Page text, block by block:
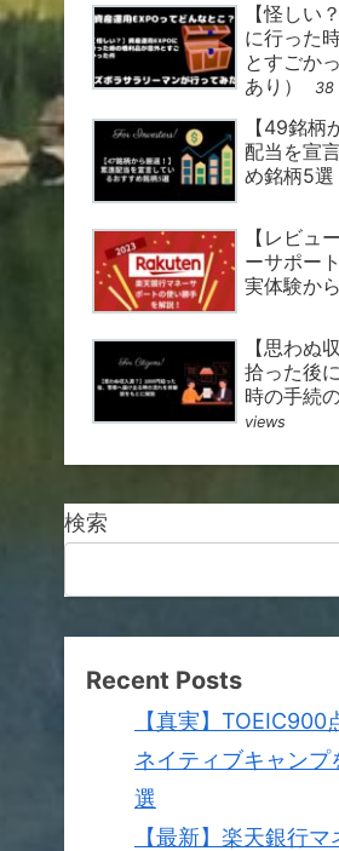
【怪しい
に行った
とすごか
あり）
38
【49銘柄
配当を宣
め銘柄5選
【レビュ
ーサポー
実体験か
【思わぬ
拾った後
時の手続
views
検索
Recent Posts
【真実】
ネイティブキャンプ
選
【最新】楽天銀行